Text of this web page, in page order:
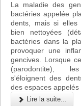
La maladie des
bactéries appelée
dents, mais si elles
bien nettoyées
bactéries dans la
provoquer une
gencives. Lorsque
(parodontite),
s'éloignent des
des espaces appelés
Lire la suite...